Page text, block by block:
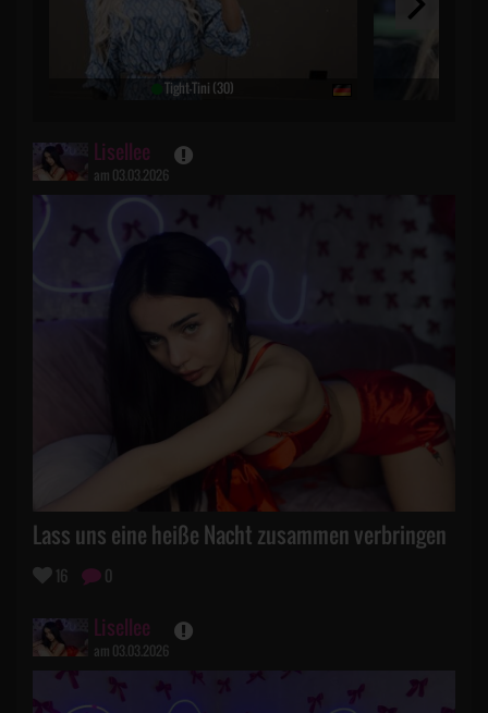
Tight-Tini (30)
Lisellee
am 03.03.2026
Lass uns eine heiße Nacht zusammen verbringen
16 0
Lisellee
am 03.03.2026